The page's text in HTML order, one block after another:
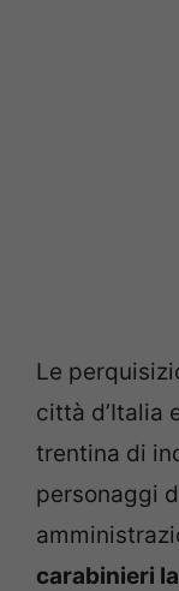
Le
città d’Italia
trentina di
personaggi
carabinieri